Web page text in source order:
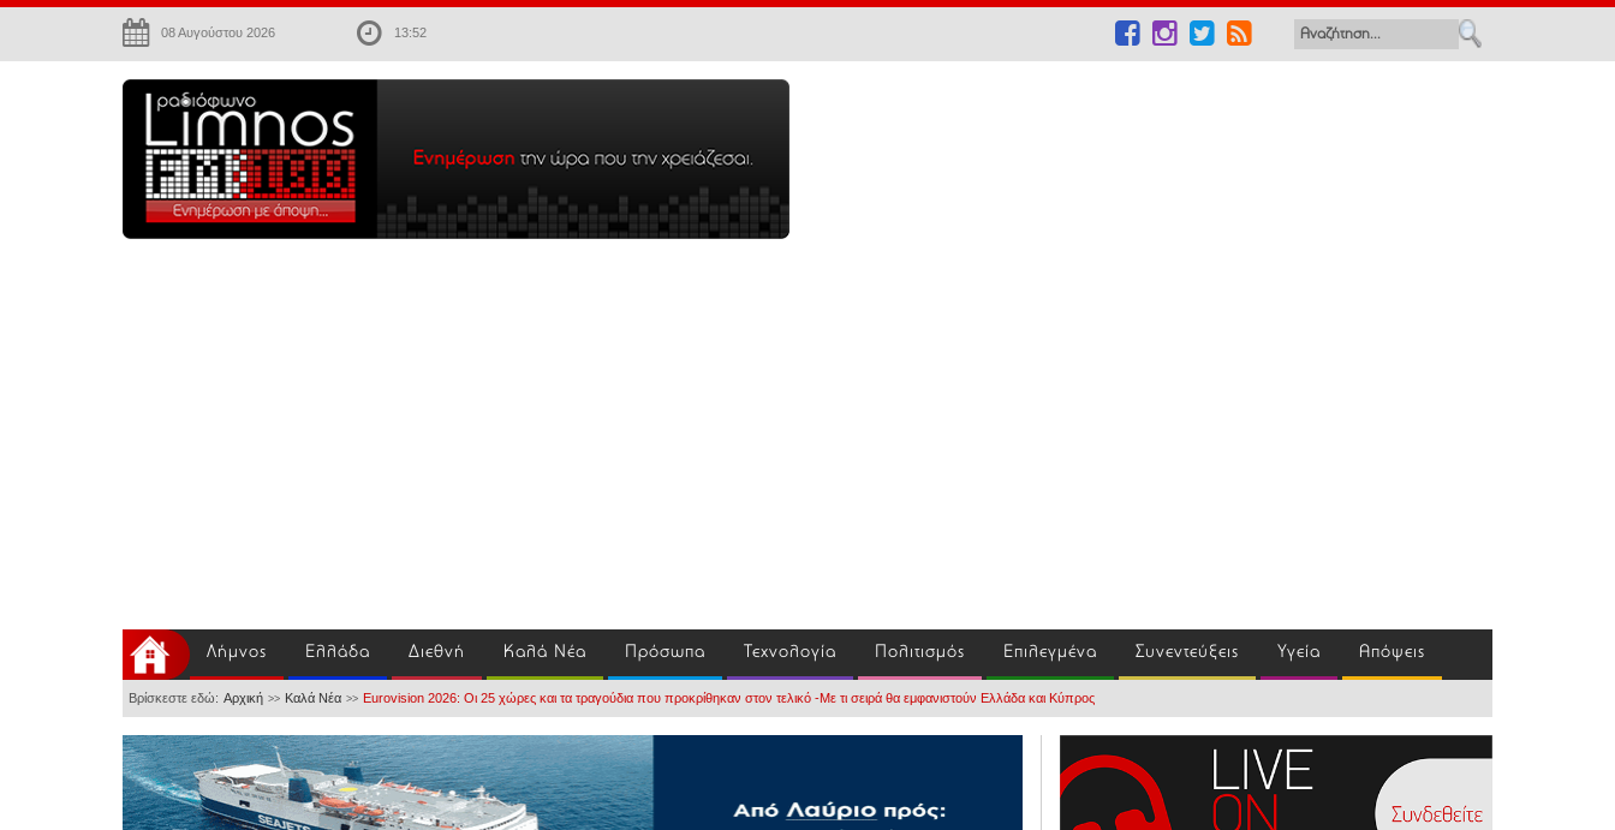
08 Αυγούστου 2026 13:52
Λήμνος Ελλάδα Διεθνή Καλά Νέα Πρόσωπα Τεχνολογία Πολιτισμός Επιλεγμένα Συνεντεύξεις Υγεία Απόψεις
Βρίσκεστε εδώ: Αρχική >> Καλά Νέα >> Eurovision 2026: Οι 25 χώρες και τα τραγούδια που προκρίθηκαν στον τελικό -Με τι σειρά θα εμφανιστούν Ελλάδα και Κύπρος